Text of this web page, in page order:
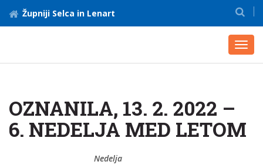
Župniji Selca in Lenart
OZNANILA, 13. 2. 2022 –
6. NEDELJA MED LETOM
Nedelja